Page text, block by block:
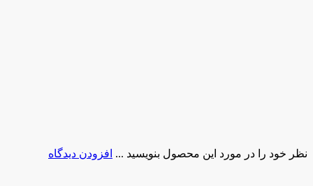
نظر خود را در مورد این محصول بنویسید ... افزودن دیدگاه